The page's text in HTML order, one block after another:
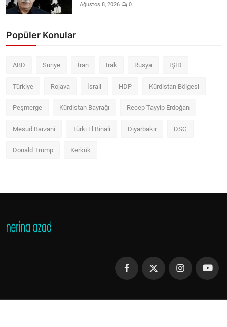
Ağustos 8, 2026 0
Popüler Konular
ABD Suriye İran Irak Rusya IŞİD
Türkiye Rojava İsrail HDP Kürdistan Bölgesi
Peşmerge Kürdistan Bayrağı Recep Tayyip Erdoğan
Mesud Barzani Türki El Binali Diyarbakır DSG
Donald Trump Kerkük